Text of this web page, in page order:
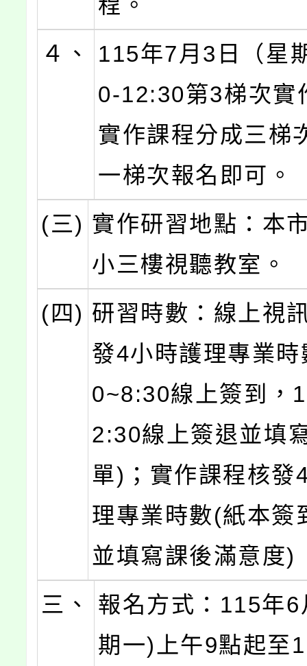
程。
４、
115年7月3日（星
0-12:30第3梯次實
實作課程分成三梯
一梯次報名即可。
(三) 實作研習地點：本
小三樓視聽教室。
(四) 研習時數：線上視
發4小時護理專業
0~8:30線上簽到，
2:30線上簽退並填
單)；實作課程核發
理專業時數(紙本簽
並填寫課後滿意度)
三、
報名方式：115年
期一)上午9點起至